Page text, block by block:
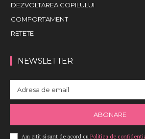
DEZVOLTAREA COPILULUI
COMPORTAMENT
RETETE
NEWSLETTER
ABONARE
Am citit si sunt de acord cu Politica de